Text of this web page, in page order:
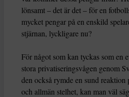
lönsamt – det är det – för en
mycket pengar på en enskild
stjärnan, lyckligare nu?
För något som kan tyckas som en
stora privatiseringsvågen genom
den också rymde en sund reaktion
och allmän stelhet, kan man väl